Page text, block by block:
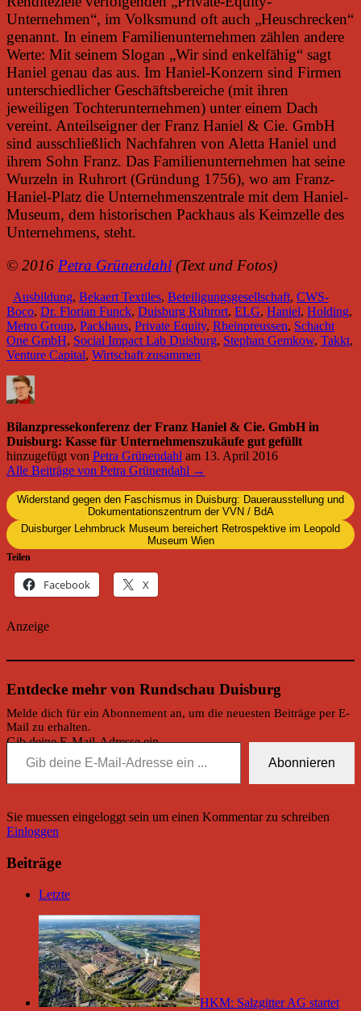
Unternehmen“, im Volksmund oft auch „Heuschrecken“
genannt. In einem Familienunternehmen zählen andere
Werte: Mit seinem Slogan „Wir sind enkelfähig“ sagt
Haniel genau das aus. Im Haniel-Konzern sind Firmen
unterschiedlicher Geschäftsbereiche (mit ihren
jeweiligen Tochterunternehmen) unter einem Dach
vereint. Anteilseigner der Franz Haniel & Cie. GmbH
sind ausschließlich Nachfahren von Aletta Haniel und
ihrem Sohn Franz. Das Familienunternehmen hat seine
Wurzeln in Ruhrort (Gründung 1756), wo am Franz-
Haniel-Platz die Unternehmenszentrale mit dem Haniel-
Museum, dem historischen Packhaus als Keimzelle des
Unternehmens, steht.
© 2016 Petra Grünendahl (Text und Fotos)
Ausbildung, Bekaert Textiles, Beteiligungsgesellschaft, CWS-
Boco, Dr. Florian Funck, Duisburg Ruhrort, ELG, Haniel, Holding,
Metro Group, Packhaus, Private Equity, Rheinpreussen, Schacht
One GmbH, Social Impact Lab Duisburg, Stephan Gemkow, Takkt,
Venture Capital, Wirtschaft zusammen
Bilanzpressekonferenz der Franz Haniel & Cie. GmbH in
Duisburg: Kasse für Unternehmenszukäufe gut gefüllt
hinzugefügt von Petra Grünendahl am 13. April 2016
Alle Beiträge von Petra Grünendahl →
Widerstand gegen den Faschismus in Duisburg: Dauerausstellung und
Dokumentationszentrum der VVN / BdA
Duisburger Lehmbruck Museum bereichert Retrospektive im Leopold
Museum Wien
Teilen
Facebook X
Anzeige
Entdecke mehr von Rundschau Duisburg
Melde dich für ein Abonnement an, um die neuesten Beiträge per E-
Mail zu erhalten.
Gib deine E-Mail-Adresse ein ...
Abonnieren
Sie muessen eingeloggt sein um einen Kommentar zu schreiben
Einloggen
Beiträge
Letzte
HKM: Salzgitter AG startet